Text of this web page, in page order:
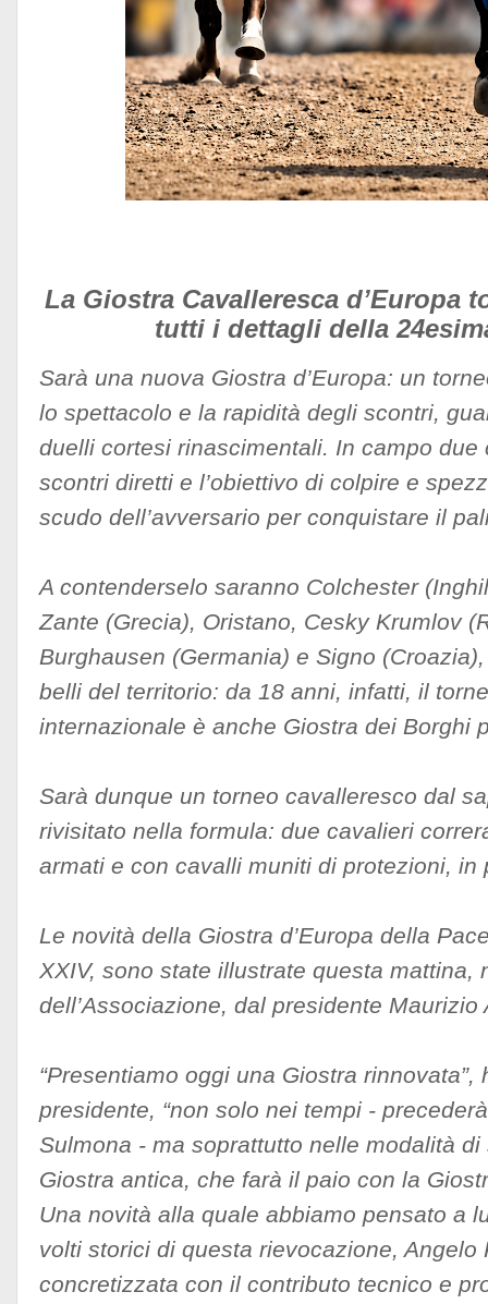
La Giostra Cavalleresca d’Europa
tutti i dettagli della
Sarà una nuova Giostra d’Europa: un
lo spettacolo e la rapidità degli scontri,
duelli cortesi rinascimentali. In campo due
scontri diretti e l’obiettivo di colpire e
scudo dell’avversario per conquistare il
A contenderselo saranno Colchester
Zante (Grecia), Oristano, Cesky Krumlov
Burghausen (Germania) e Signo
belli del territorio: da 18 anni, infatti, il
internazionale è anche Giostra dei Borghi
Sarà dunque un torneo cavalleresco dal
rivisitato nella formula: due cavalieri
armati e con cavalli muniti di protezioni, in
Le novità della Giostra d’Europa della
XXIV, sono state illustrate questa mattina,
dell’Associazione, dal presidente Maurizio
“Presentiamo oggi una Giostra rinnovata”,
presidente, “non solo nei tempi -
Sulmona - ma soprattutto nelle modalità
Giostra antica, che farà il paio con la
Una novità alla quale abbiamo pensato a
volti storici di questa rievocazione,
concretizzata con il contributo tecnico e